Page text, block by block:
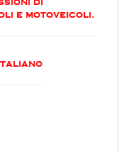
e motoveicoli.